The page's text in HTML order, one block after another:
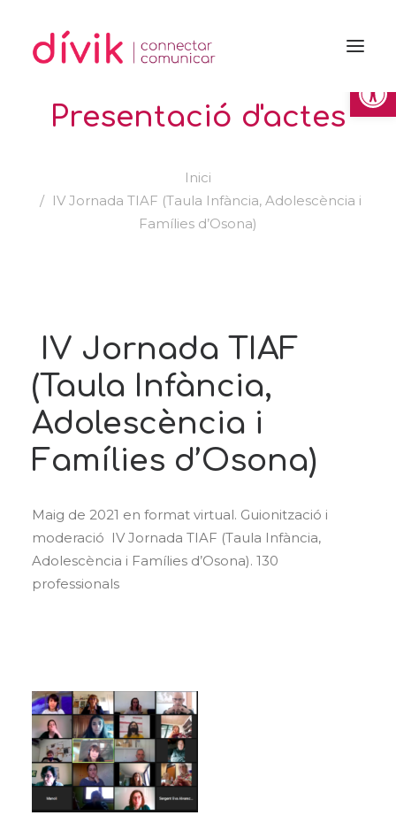
Presentació d'actes
Inici
IV Jornada TIAF (Taula Infància, Adolescència i
Famílies d’Osona)
IV Jornada TIAF
(Taula Infància,
Adolescència i
Famílies d’Osona)
Maig de 2021 en format virtual. Guionització i
moderació IV Jornada TIAF (Taula Infància,
Adolescència i Famílies d’Osona). 130
professionals